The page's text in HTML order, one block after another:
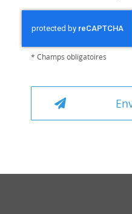
* Champs obligatoires